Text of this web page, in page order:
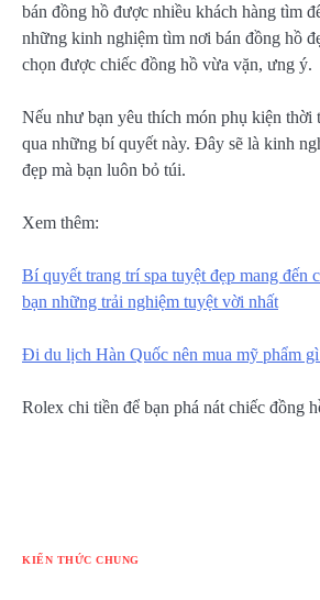
bán đồng hồ được nhiều khách hàng tìm
những kinh nghiệm tìm nơi bán đồng hồ
chọn được chiếc đồng hồ vừa vặn, ưng ý.
Nếu như bạn yêu thích món phụ kiện thời
qua những bí quyết này. Đây sẽ là kinh
đẹp mà bạn luôn bỏ túi.
Xem thêm:
Bí quyết trang trí spa tuyệt đẹp mang đến
bạn những trải nghiệm tuyệt vời nhất
Đi du lịch Hàn Quốc nên mua mỹ phẩm gì
Rolex chi tiền để bạn phá nát chiếc đồng
KIẾN THỨC CHUNG